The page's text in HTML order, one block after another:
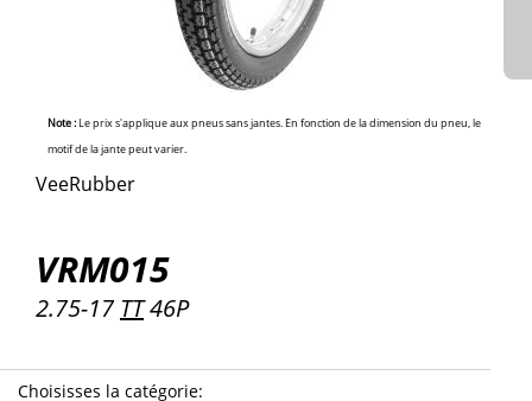
Note :Le prix s'applique aux pneus sans jantes. En fonction de la dimension du pneu, le
motif de la jante peut varier.
VeeRubber
VRM015
2.75-17 TT46P
Choisisses la catégorie: